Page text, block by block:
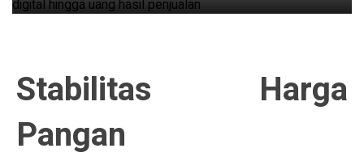
Stabilitas Harga
Pangan